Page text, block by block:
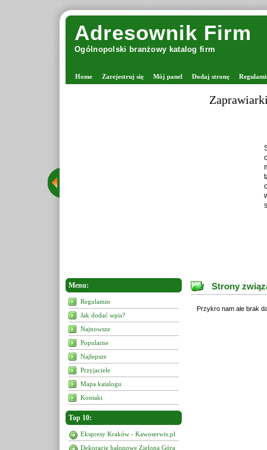
Adresownik Firm
Ogólnopolski branżowy katalog firm
Home Zarejestruj się Mój panel Dodaj stronę
Menu:
Regulamin
Jak dodać wpis?
Najnowsze
Popularne
Najlepsze
Przyjaciele
Mapa katalogu
Kontakt
Top 10:
Ekspresy Kraków - Kawoserwis.pl
Dekoracje balonowe Zielona Góra
Strony
Przykro nam ale brak